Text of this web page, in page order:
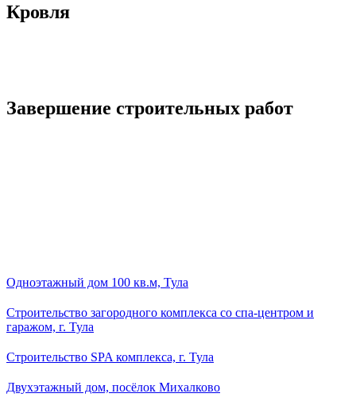
Кровля
Завершение строительных работ